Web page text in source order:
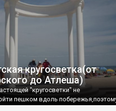
кругосветка(от
до Атлеша)
"кругосветки" не
пешком вдоль